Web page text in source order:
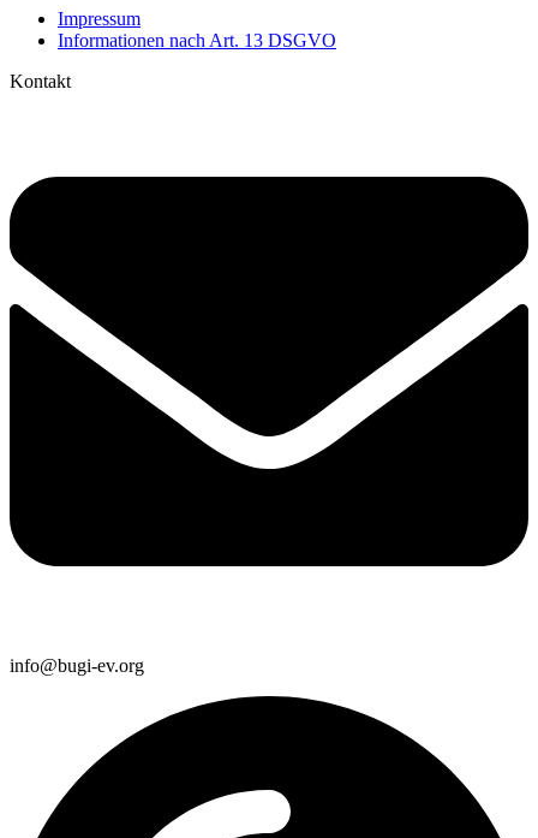
Impressum
Informationen nach Art. 13 DSGVO
Kontakt
info@bugi-ev.org